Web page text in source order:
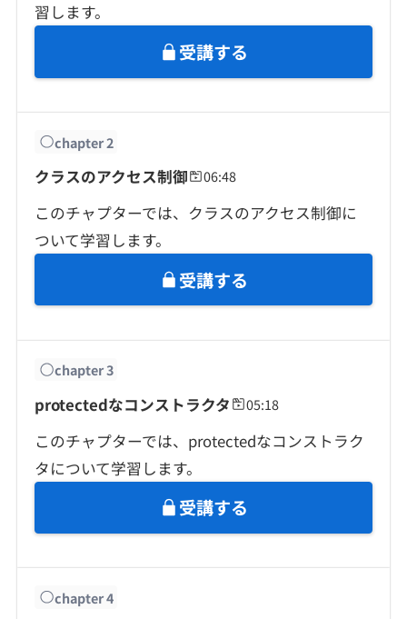
習します。
受講する
chapter2
クラスのアクセス制御 06:48
このチャプターでは、クラスのアクセス制御に
ついて学習します。
受講する
chapter3
protectedなコンストラクタ 05:18
このチャプターでは、protectedなコンストラク
タについて学習します。
受講する
chapter4